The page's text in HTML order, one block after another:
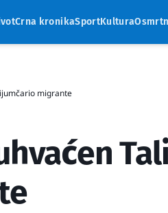
Crna kronikaSportKultura
migrante